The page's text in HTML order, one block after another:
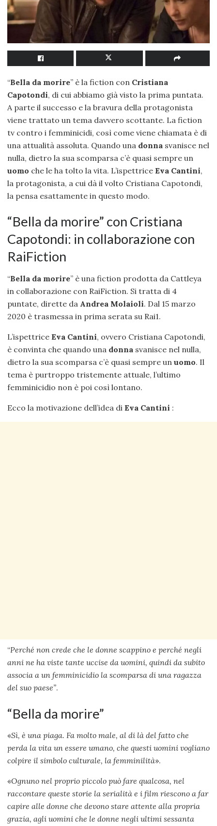
“Bella da morire” è la fiction con Cristiana
Capotondi, di cui abbiamo già visto la prima puntata.
A parte il successo e la bravura della protagonista
viene trattato un tema davvero scottante. La fiction
tv contro i femminicidi, così come viene chiamata è di
una attualità assoluta. Quando una donna svanisce nel
nulla, dietro la sua scomparsa c’è quasi sempre un
uomo che le ha tolto la vita. L’ispettrice Eva Cantini,
la protagonista, a cui dà il volto Cristiana Capotondi,
la pensa esattamente in questo modo.
“Bella da morire” con Cristiana
Capotondi: in collaborazione con
RaiFiction
“Bella da morire” è una fiction prodotta da Cattleya
in collaborazione con RaiFiction. Si tratta di 4
puntate, dirette da Andrea Molaioli. Dal 15 marzo
2020 è trasmessa in prima serata su Rai1.
L’ispettrice Eva Cantini, ovvero Cristiana Capotondi,
è convinta che quando una donna svanisce nel nulla,
dietro la sua scomparsa c’è quasi sempre un uomo. Il
tema è purtroppo tristemente attuale, l’ultimo
femminicidio non è poi così lontano.
Ecco la motivazione dell’idea di Eva Cantini :
“Perché non crede che le donne scappino e perché negli
anni ne ha viste tante uccise da uomini, quindi da subito
associa a un femminicidio la scomparsa di una ragazza
del suo paese”.
“Bella da morire”
«Sì, è una piaga. Fa molto male, al di là del fatto che
perda la vita un essere umano, che questi uomini vogliano
colpire il simbolo culturale, la femminilità».
«Ognuno nel proprio piccolo può fare qualcosa, nel
raccontare queste storie la serialità e i film riescono a far
capire alle donne che devono stare attente alla propria
grazia, agli uomini che le donne negli ultimi sessanta